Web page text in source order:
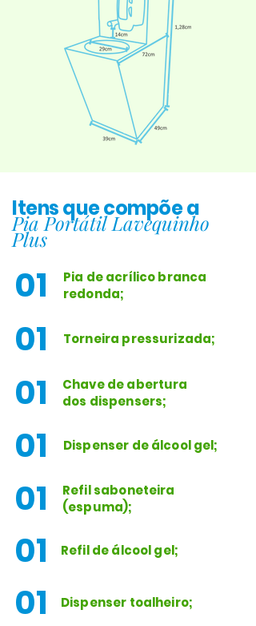
Itens que compõe a
Pia Portátil Lavequinho
Plus
01
Pia de acrílico branca
redonda;
01 Torneira pressurizada;
01
Chave de abertura
dos dispensers;
01 Dispenser de álcool gel;
01
Refil saboneteira
(espuma);
01 Refil de álcool gel;
01 Dispenser toalheiro;